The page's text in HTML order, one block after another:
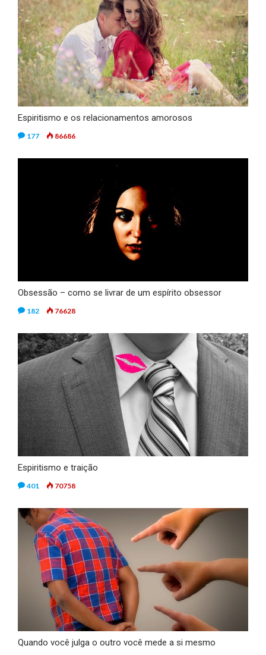
Espiritismo e os relacionamentos amorosos
177 86686
Obsessão – como se livrar de um espírito obsessor
182 76628
Espiritismo e traição
401 70758
Quando você julga o outro você mede a si mesmo